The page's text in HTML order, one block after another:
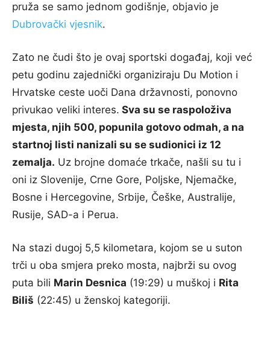
pruža se samo jednom godišnje, objavio je
Dubrovački vjesnik.
Zato ne čudi što je ovaj sportski događaj, koji već
petu godinu zajednički organiziraju Du Motion i
Hrvatske ceste uoči Dana državnosti, ponovno
privukao veliki interes. Sva su se raspoloživa
mjesta, njih 500, popunila gotovo odmah, a na
startnoj listi nanizali su se sudionici iz 12
zemalja. Uz brojne domaće trkače, našli su tu i
oni iz Slovenije, Crne Gore, Poljske, Njemačke,
Bosne i Hercegovine, Srbije, Češke, Australije,
Rusije, SAD-a i Perua.
Na stazi dugoj 5,5 kilometara, kojom se u suton
trči u oba smjera preko mosta, najbrži su ovog
puta bili Marin Desnica (19:29) u muškoj i Rita
Biliš (22:45) u ženskoj kategoriji.